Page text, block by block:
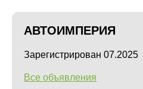
АВТОИМПЕРИЯ
Зарегистрирован 07.2025
Все объявления